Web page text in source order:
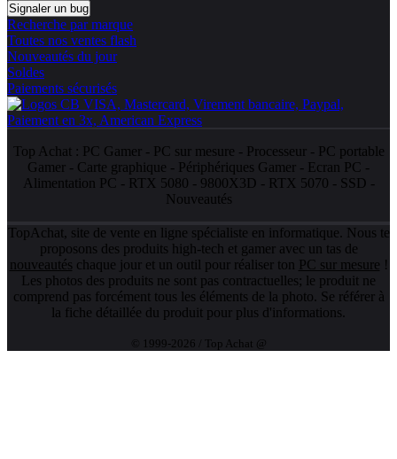
Signaler un bug
Recherche par marque
Toutes nos ventes flash
Nouveautés du jour
Soldes
Paiements sécurisés
Top Achat : PC Gamer- PC sur mesure - Processeur- PC portable
Gamer - Carte graphique - Périphériques Gamer - Ecran PC -
Alimentation PC - RTX 5080 - 9800X3D - RTX 5070 - SSD -
Nouveautés
TopAchat, site de vente en ligne spécialiste en informatique. Nous te
proposons des produits high-tech et gamer avec un tas de
nouveautés chaque jour et un outil pour réaliser ton PC sur mesure !
Les photos des produits ne sont pas contractuelles; le produit ne
comprend pas forcément tous les éléments de la photo. Se référer à
la fiche détaillée du produit pour plus d'informations.
© 1999-2026 / Top Achat @